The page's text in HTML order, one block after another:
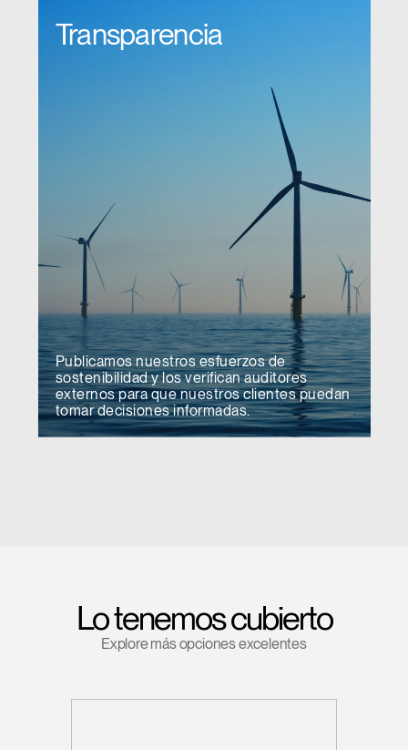
Transparencia
Publicamos nuestros esfuerzos de
sostenibilidad y los verifican auditores
externos para que nuestros clientes puedan
tomar decisiones informadas.
Lo tenemos cubierto
Explore más opciones excelentes